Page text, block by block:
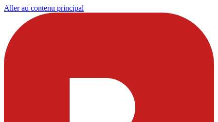
Aller au contenu principal